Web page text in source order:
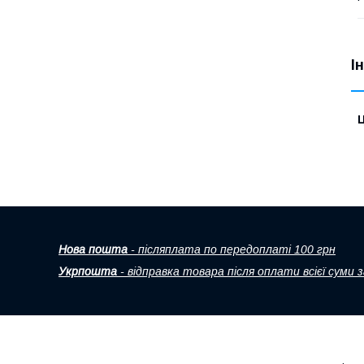
Нова пошта - післяплата по передоплаті 100 грн
Укрпошта - відправка товара після оплати всієї суми